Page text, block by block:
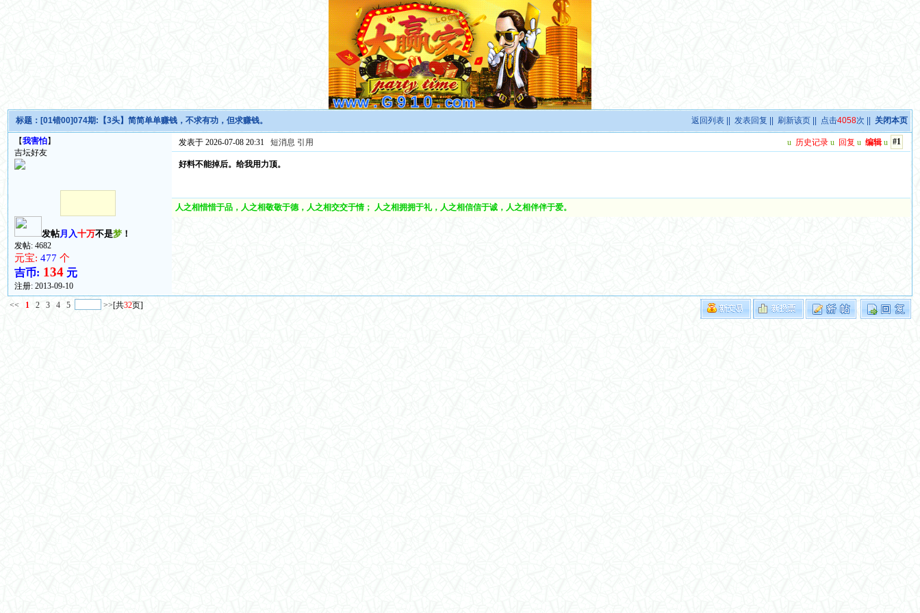
返回列表 ||发表回复 ||刷新该页 || 点击4058次 || 关闭本页
标题： [01错00]074期:【3头】简简单单赚钱，不求有功，但求赚钱。
【我害怕】
吉坛好友
发帖月入十万不是梦 ！
发帖: 4682
元宝: 477个
吉币: 134 元
注册:2013-09-10
#1
u 历史记录 u 回复 u 编辑 u
发表于 2026-07-08 20:31短消息 引用
好料不能掉后。给我用力顶。
人之相惜惜于品，人之相敬敬于德，人之相交交于情； 人之相拥拥于礼，人之相信信于诚，人之相伴伴于爱。
<< 1 2 3 4 5 >>[共32页]